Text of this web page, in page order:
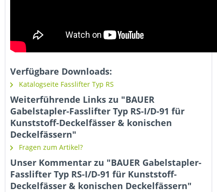
Verfügbare Downloads:
Katalogseite Fasslifter Typ RS
Weiterführende Links zu "BAUER
Gabelstapler-Fasslifter Typ RS-I/D-91 für
Kunststoff-Deckelfässer & konischen
Deckelfässern"
Fragen zum Artikel?
Unser Kommentar zu "BAUER Gabelstapler-
Fasslifter Typ RS-I/D-91 für Kunststoff-
Deckelfässer & konischen Deckelfässern"